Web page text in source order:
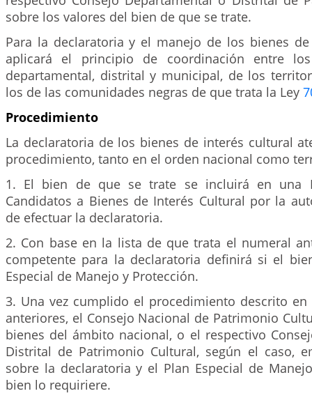
sobre los valores del bien de que se trate.
Para la declaratoria y el manejo de los bienes
aplicará el principio de coordinación entre
departamental, distrital y municipal, de los
los de las comunidades negras de que trata la Ley
Procedimiento
La declaratoria de los bienes de interés cultural
procedimiento, tanto en el orden nacional como
1. El bien de que se trate se incluirá en una
Candidatos a Bienes de Interés Cultural por la
de efectuar la declaratoria.
2. Con base en la lista de que trata el numeral
competente para la declaratoria definirá si el
Especial de Manejo y Protección.
3. Una vez cumplido el procedimiento descrito
anteriores, el Consejo Nacional de Patrimonio
bienes del ámbito nacional, o el respectivo
Distrital de Patrimonio Cultural, según el caso,
sobre la declaratoria y el Plan Especial de
bien lo requiriere.